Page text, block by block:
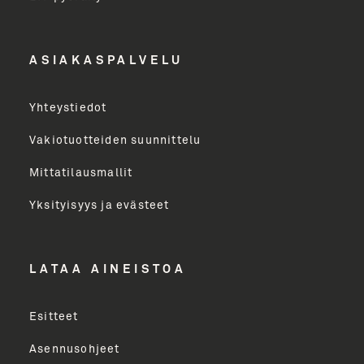
Yritys
LÄHETÄ
ASIAKASPALVELU
Yhteystiedot
Vakiotuotteiden suunnittelu
Mittatilausmallit
Yksityisyys ja evästeet
LATAA AINEISTOA
Esitteet
Asennusohjeet